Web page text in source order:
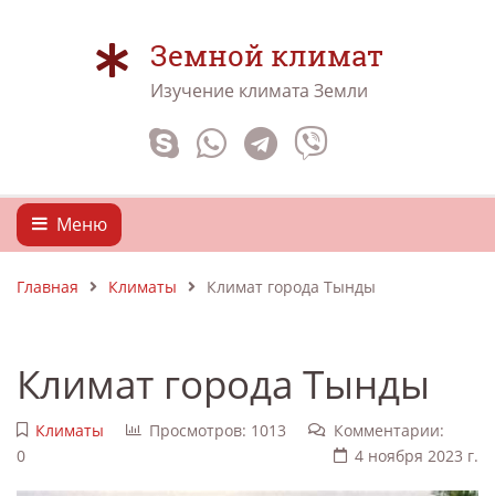
Земной климат
Изучение климата Земли
Меню
Главная Климаты Климат города Тынды
Климат города Тынды
Климаты Просмотров: 1013
Комментарии:
0
4 ноября 2023 г.